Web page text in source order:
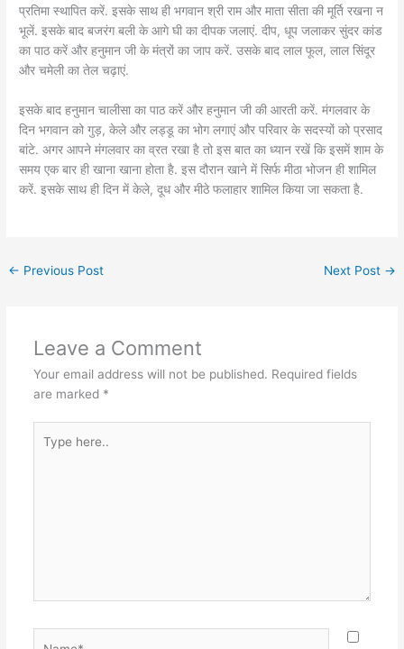
प्रतिमा स्थापित करें. इसके साथ ही भगवान श्री राम और माता सीता की मूर्ति रखना न
भूलें. इसके बाद बजरंग बली के आगे घी का दीपक जलाएं. दीप, धूप जलाकर सुंदर कांड
का पाठ करें और हनुमान जी के मंत्रों का जाप करें. उसके बाद लाल फूल, लाल सिंदूर
और चमेली का तेल चढ़ाएं.
इसके बाद हनुमान चालीसा का पाठ करें और हनुमान जी की आरती करें. मंगलवार के
दिन भगवान को गुड़, केले और लड्डू का भोग लगाएं और परिवार के सदस्यों को प्रसाद
बांटे. अगर आपने मंगलवार का व्रत रखा है तो इस बात का ध्यान रखें कि इसमें शाम के
समय एक बार ही खाना खाना होता है. इस दौरान खाने में सिर्फ मीठा भोजन ही शामिल
करें. इसके साथ ही दिन में केले, दूध और मीठे फलाहार शामिल किया जा सकता है.
← Previous Post Next Post →
Leave a Comment
Your email address will not be published. Required fields
are marked *
here..